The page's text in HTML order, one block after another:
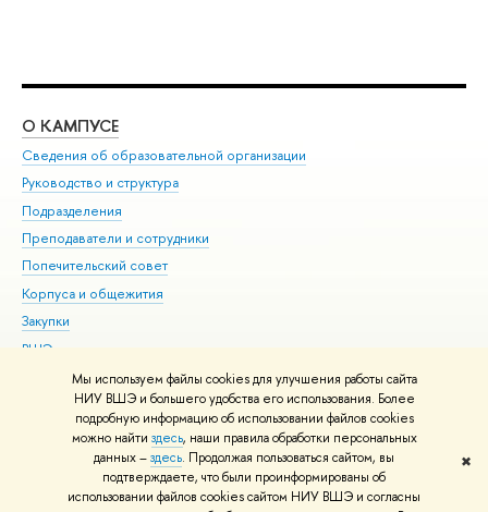
Мы используем файлы cookies для улучшения работы сайта
НИУ ВШЭ и большего удобства его использования. Более
подробную информацию об использовании файлов cookies
можно найти здесь, наши правила обработки персональных
данных –здесь. Продолжая пользоваться сайтом, вы
подтверждаете, что были проинформированы об
использовании файлов cookies сайтом НИУ ВШЭ и согласны
✖
О КАМПУСЕ
Сведения об образовательной организации
Руководство и структура
Подразделения
Преподаватели и сотрудники
Попечительский совет
Корпуса и общежития
Закупки
ВШЭ для студентов с ограниченными возможностями
здоровья и инвалидностью
Версия для слабовидящих
Единая платежная страница
© НИУ ВШЭ 1993–2026 Адреса и контакты Условия использования